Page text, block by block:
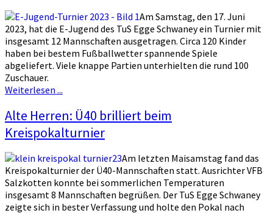
Am Samstag, den 17. Juni
2023, hat die E-Jugend des TuS Egge Schwaney ein Turnier mit
insgesamt 12 Mannschaften ausgetragen. Circa 120 Kinder
haben bei bestem Fußballwetter spannende Spiele
abgeliefert. Viele knappe Partien unterhielten die rund 100
Zuschauer.
Weiterlesen ...
Alte Herren: Ü40 brilliert beim
Kreispokalturnier
Am letzten Maisamstag fand das
Kreispokalturnier der Ü40-Mannschaften statt. Ausrichter VFB
Salzkotten konnte bei sommerlichen Temperaturen
insgesamt 8 Mannschaften begrüßen. Der TuS Egge Schwaney
zeigte sich in bester Verfassung und holte den Pokal nach